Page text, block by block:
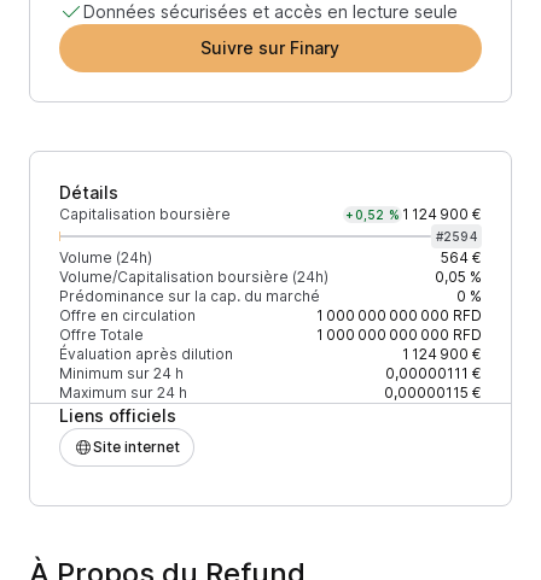
Données sécurisées et accès en lecture seule
Suivre sur Finary
Détails
Capitalisation boursière +0,52 % 1 124 900 €
#2594
Volume (24h)
564 €
Volume/Capitalisation boursière (24h)
0,05 %
Prédominance sur la cap. du marché
0 %
Offre en circulation
1 000 000 000 000 RFD
Offre Totale
1 000 000 000 000 RFD
Évaluation après dilution
1 124 900 €
Minimum sur 24 h
0,00000111 €
Maximum sur 24 h
0,00000115 €
Liens officiels
Site internet